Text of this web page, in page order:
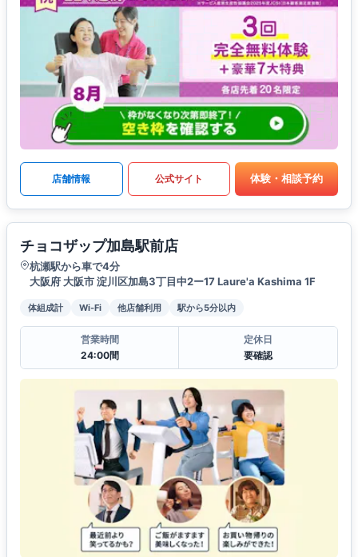
店舗情報 公式サイト 体験・相談予約
チョコザップ加島駅前店
杭瀬駅から車で4分
大阪府 大阪市 淀川区加島3丁目中2ー17 Laure'a Kashima 1F
体組成計 Wi-Fi 他店舗利用 駅から5分以内
営業時間
24:00間
定休日
要確認